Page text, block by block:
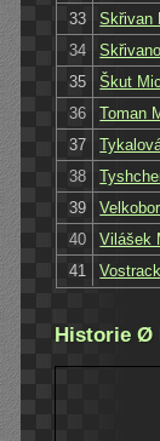
33
Skřivan
34
35
Škut
36
Toman
37
38
39
40
Vilášek
41
Historie Ø